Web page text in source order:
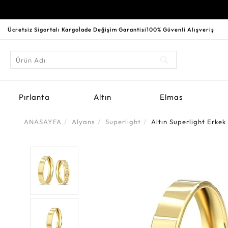
Ücretsiz Sigortalı Kargoİade Değişim Garantisi100% Güvenli Alışveriş
Pırlanta Altın Elmas
ANASAYFA Alyans Superlight Altın Superlight